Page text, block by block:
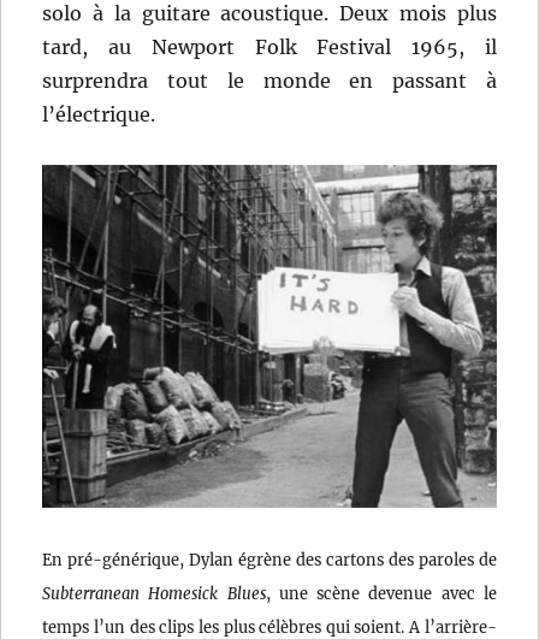
solo à la guitare acoustique. Deux mois plus
tard, au Newport Folk Festival 1965, il
surprendra tout le monde en passant à
l’électrique.
En pré-générique, Dylan égrène des cartons des paroles de
Subterranean Homesick Blues, une scène devenue avec le
temps l’un des clips les plus célèbres qui soient. A l’arrière-